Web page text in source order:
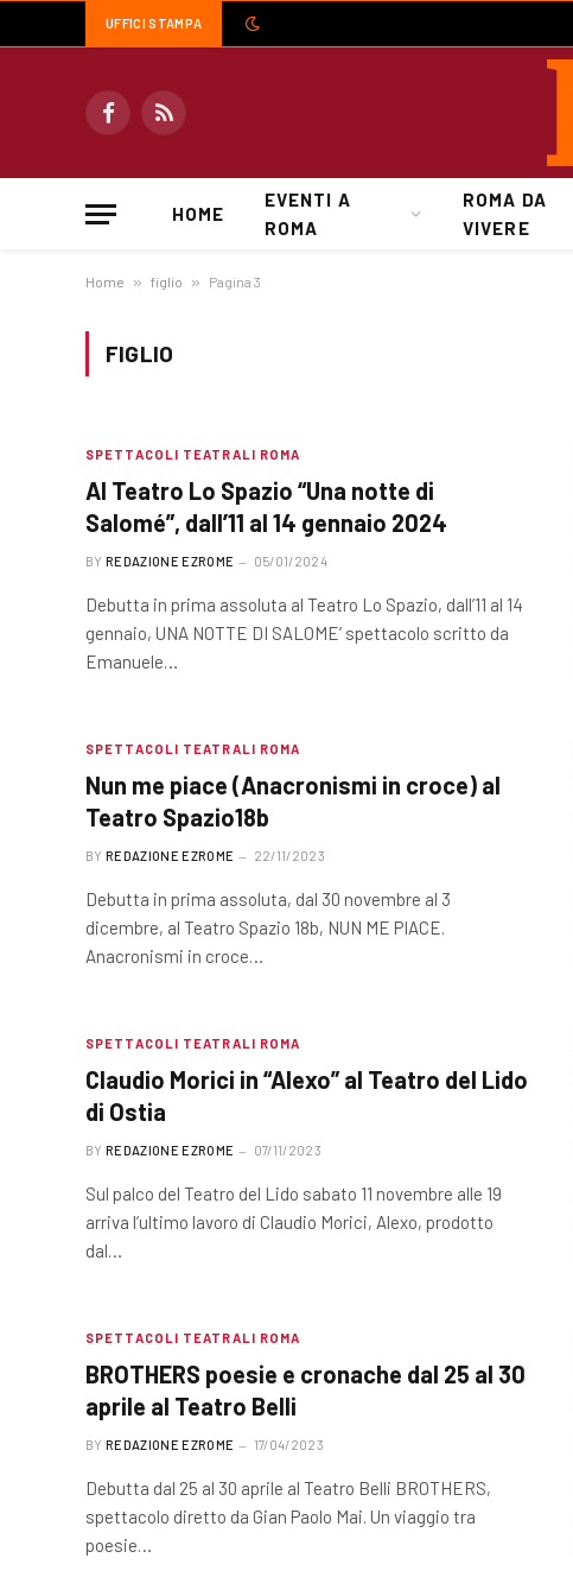
UFFICI STAMPA
FacebookRSS
HOME
EVENTI A
ROMA
ROMA DA
VIVERE
Home » figlio » Pagina 3
FIGLIO
SPETTACOLI TEATRALI ROMA
Al Teatro Lo Spazio “Una notte di
Salomé”, dall’11 al 14 gennaio 2024
BY REDAZIONE EZROME 05/01/2024
Debutta in prima assoluta al Teatro Lo Spazio, dall’11 al 14
gennaio, UNA NOTTE DI SALOME’ spettacolo scritto da
Emanuele…
SPETTACOLI TEATRALI ROMA
Nun me piace (Anacronismi in croce) al
Teatro Spazio18b
BY REDAZIONE EZROME 22/11/2023
Debutta in prima assoluta, dal 30 novembre al 3
dicembre, al Teatro Spazio 18b, NUN ME PIACE.
Anacronismi in croce…
SPETTACOLI TEATRALI ROMA
Claudio Morici in “Alexo” al Teatro del Lido
di Ostia
BY REDAZIONE EZROME 07/11/2023
Sul palco del Teatro del Lido sabato 11 novembre alle 19
arriva l’ultimo lavoro di Claudio Morici, Alexo, prodotto
dal…
SPETTACOLI TEATRALI ROMA
BROTHERS poesie e cronache dal 25 al 30
aprile al Teatro Belli
BY REDAZIONE EZROME 17/04/2023
Debutta dal 25 al 30 aprile al Teatro Belli BROTHERS,
spettacolo diretto da Gian Paolo Mai. Un viaggio tra
poesie…